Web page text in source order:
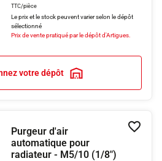
TTC/pièce
Le prix et le stock peuvent varier selon le dépôt
sélectionné
Prix de vente pratiqué par le dépôt d'Artigues.
votre dépôt
Purgeur d'air
automatique pour
radiateur - M5/10 (1/8")